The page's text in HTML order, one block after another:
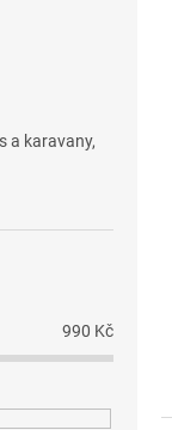
a karavany,
990 Kč